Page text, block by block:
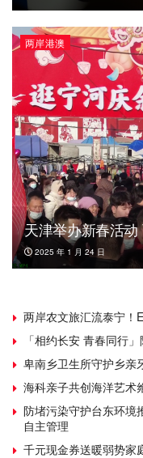
两岸港澳
天津举办新春活
2025 年 1 月 24 日
两岸农文旅汇流泰宁！
「相约长安 青春同行
卑南乡卫生所守护乡
海科亲子共创海洋艺术
防堵污染守护台东环
自主管理
千元现金券送暖弱势